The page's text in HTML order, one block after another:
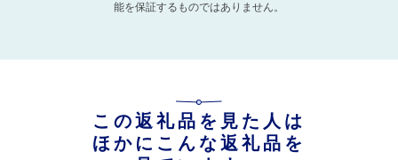
能を保証するものではありません。
この返礼品を見た人は
ほかにこんな返礼品を